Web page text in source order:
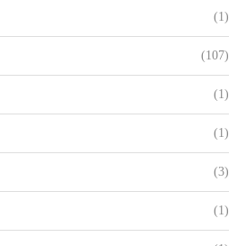
(1)
(107)
(1)
(1)
(3)
(1)